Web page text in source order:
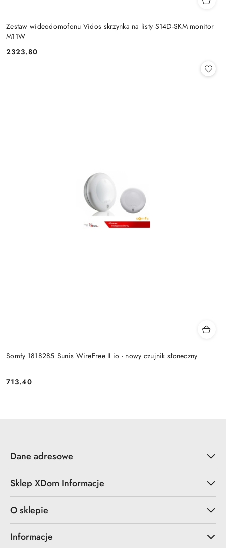
Zestaw wideodomofonu Vidos skrzynka na listy S14D-SKM monitor
M11W
Cena:
2323.80
Somfy 1818285 Sunis WireFree II io - nowy czujnik słoneczny
Cena:
713.40
Dane adresowe
Sklep XDom Informacje
O sklepie
Informacje